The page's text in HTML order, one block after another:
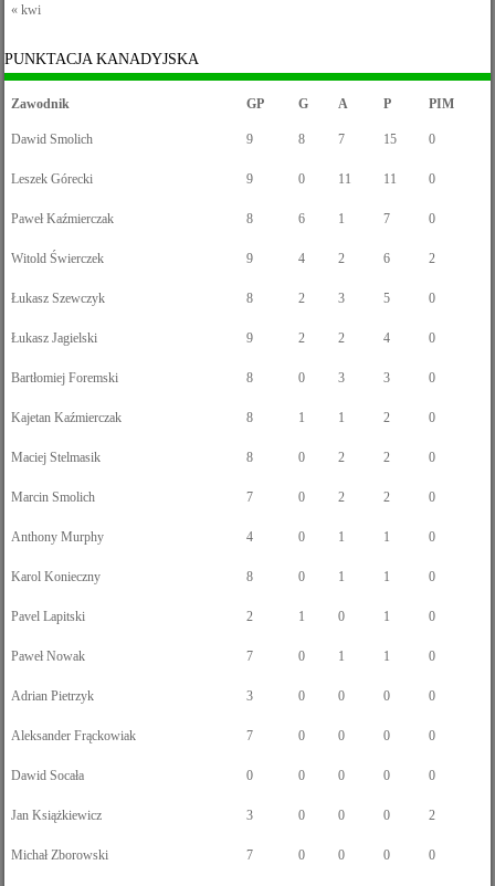
« kwi
PUNKTACJA KANADYJSKA
Zawodnik GP G A P PIM
Dawid Smolich 9 8 7 15 0
Leszek Górecki 9 0 11 11 0
Paweł Kaźmierczak 8 6 1 7 0
Witold Świerczek 9 4 2 6 2
Łukasz Szewczyk 8 2 3 5 0
Łukasz Jagielski 9 2 2 4 0
Bartłomiej Foremski 8 0 3 3 0
Kajetan Kaźmierczak 8 1 1 2 0
Maciej Stelmasik 8 0 2 2 0
Marcin Smolich 7 0 2 2 0
Anthony Murphy 4 0 1 1 0
Karol Konieczny 8 0 1 1 0
Pavel Lapitski 2 1 0 1 0
Paweł Nowak 7 0 1 1 0
Adrian Pietrzyk 3 0 0 0 0
Aleksander Frąckowiak 7 0 0 0 0
Dawid Socała 0 0 0 0 0
Jan Książkiewicz 3 0 0 0 2
Michał Zborowski 7 0 0 0 0